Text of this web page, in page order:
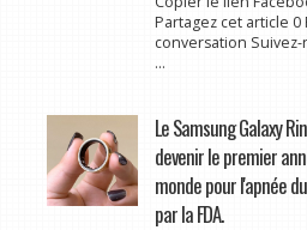
Partagez cet article 0
conversation
...
Le Samsung Galaxy
devenir le premier
monde pour l'apnée
par la FDA.